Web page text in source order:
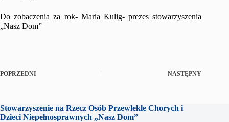
Do zobaczenia za rok- Maria Kulig- prezes stowarzyszenia
„Nasz Dom”
POPRZEDNI NASTĘPNY
Stowarzyszenie na Rzecz Osób Przewlekle Chorych i
Dzieci Niepełnosprawnych „Nasz Dom”